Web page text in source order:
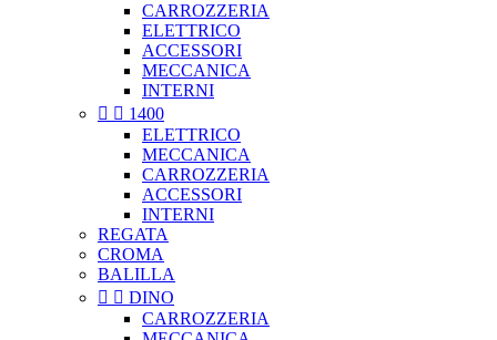
CARROZZERIA
ELETTRICO
ACCESSORI
MECCANICA
INTERNI
  1400
ELETTRICO
MECCANICA
CARROZZERIA
ACCESSORI
INTERNI
REGATA
CROMA
BALILLA
  DINO
CARROZZERIA